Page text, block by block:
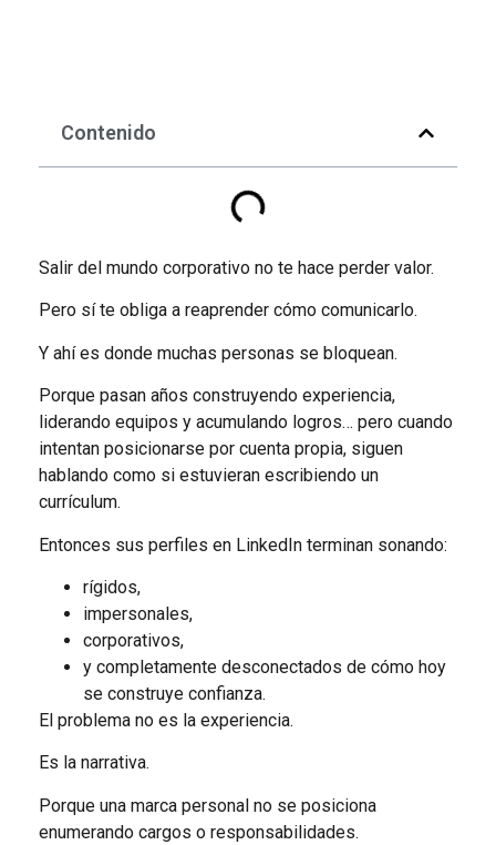
Contenido
Salir del mundo corporativo no te hace perder valor.
Pero sí te obliga a reaprender cómo comunicarlo.
Y ahí es donde muchas personas se bloquean.
Porque pasan años construyendo experiencia,
liderando equipos y acumulando logros… pero cuando
intentan posicionarse por cuenta propia, siguen
hablando como si estuvieran escribiendo un
currículum.
Entonces sus perfiles en LinkedIn terminan sonando:
rígidos,
impersonales,
corporativos,
y completamente desconectados de cómo hoy
se construye confianza.
El problema no es la experiencia.
Es la narrativa.
Porque una marca personal no se posiciona
enumerando cargos o responsabilidades.